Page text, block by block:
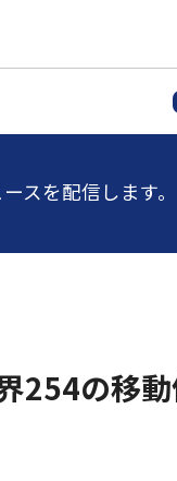
スを配信します。
254の移